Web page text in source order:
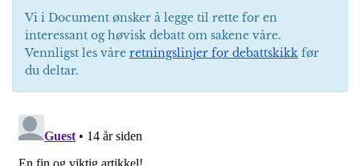
Vi i Document ønsker å legge til rette for en
interessant og høvisk debatt om sakene våre.
Vennligst les våre retningslinjer for debattskikk før
du deltar.